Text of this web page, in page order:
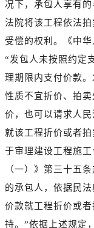
况下，承包人享有
法院将该工程依法
受偿的权利。《中
“发包人未按照约定
理期限内支付价款
性质不宜折价、拍
价，也可以请求人
就该工程折价或者
于审理建设工程施
（一）》第三十五
的承包人，依据民
价款就工程折价或
持。”依据上述规定，